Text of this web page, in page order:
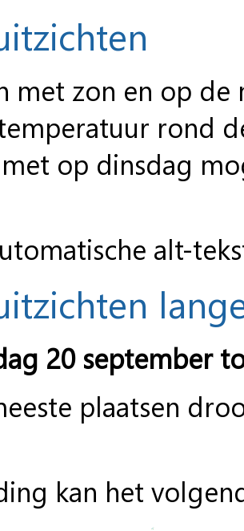
met zon en op
rond
op dinsdag
20 september
plaatsen